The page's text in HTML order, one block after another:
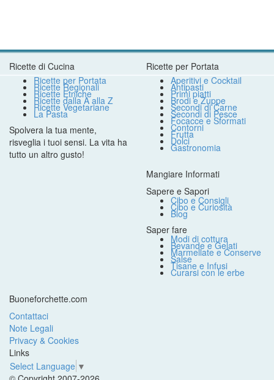
Ricette di Cucina
Ricette per Portata
Ricette Regionali
Ricette Etniche
Ricette dalla A alla Z
Ricette Vegetariane
La Pasta
Spolvera la tua mente,
risveglia i tuoi sensi. La vita ha
tutto un altro gusto!
Ricette per Portata
Aperitivi e Cocktail
Antipasti
Primi piatti
Brodi e Zuppe
Secondi di Carne
Secondi di Pesce
Focacce e Sformati
Contorni
Frutta
Dolci
Gastronomia
Mangiare Informati
Sapere e Sapori
Cibo e Consigli
Cibo e Curiosità
Blog
Saper fare
Modi di cottura
Bevande e Gelati
Marmellate e Conserve
Salse
Tisane e Infusi
Curarsi con le erbe
Buoneforchette.com
Contattaci
Note Legali
Privacy & Cookies
Links
Select Language ▼